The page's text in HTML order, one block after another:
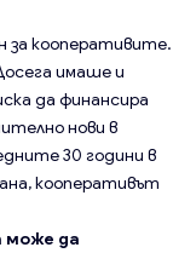
за кооперативите.
имаше и
да финансира
нови в
30 години в
кооперативът
може да